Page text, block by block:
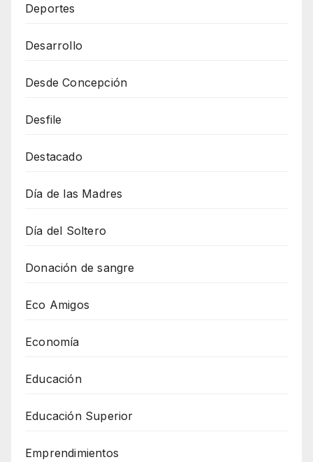
Deportes
Desarrollo
Desde Concepción
Desfile
Destacado
Día de las Madres
Día del Soltero
Donación de sangre
Eco Amigos
Economía
Educación
Educación Superior
Emprendimientos